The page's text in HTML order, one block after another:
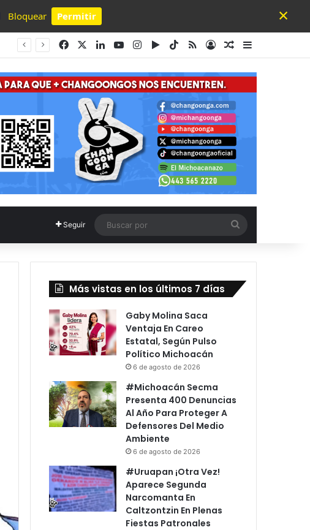
Bloquear Permitir
Powered by SendPulse
×
FacebookLinkedInYouTubeInstagram
Google Play
TikTok
RSSAccesoPublicación al
Barra lateral
Seguir
por
Más vistas en los últimos 7 días
Gaby Molina Saca
Ventaja En Careo
Estatal, Según Pulso
Político Michoacán
6 de agosto de 2026
#Michoacán Secma
Presenta 400 Denuncias
Al Año Para Proteger A
Defensores Del Medio
Ambiente
6 de agosto de 2026
#Uruapan ¡Otra Vez!
Aparece Segunda
Narcomanta En
Caltzontzin En Plenas
Fiestas Patronales